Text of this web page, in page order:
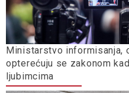
Ministarstvo informisanja,
opterećuju se zakonom
ljubimcima